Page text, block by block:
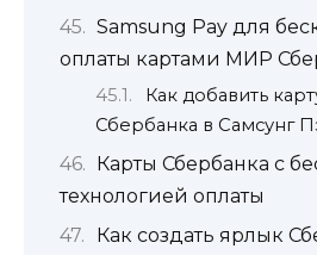
Samsung Pay для
оплаты картами МИР
Как добавить
Сбербанка в Самсунг
Карты Сбербанка с
технологией оплаты
Как создать ярлык